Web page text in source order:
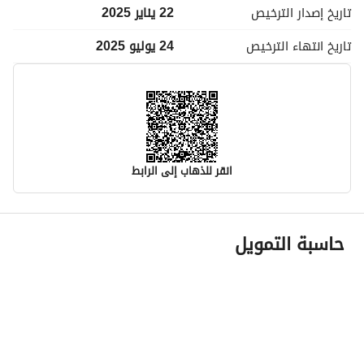
تاريخ إصدار الترخيص
22 يناير 2025
تاريخ انتهاء الترخيص 24 يوليو 2025
انقر للذهاب إلى الرابط
معلومات مسؤول الإعلان
اسم المسؤول
حاسبة التمويل